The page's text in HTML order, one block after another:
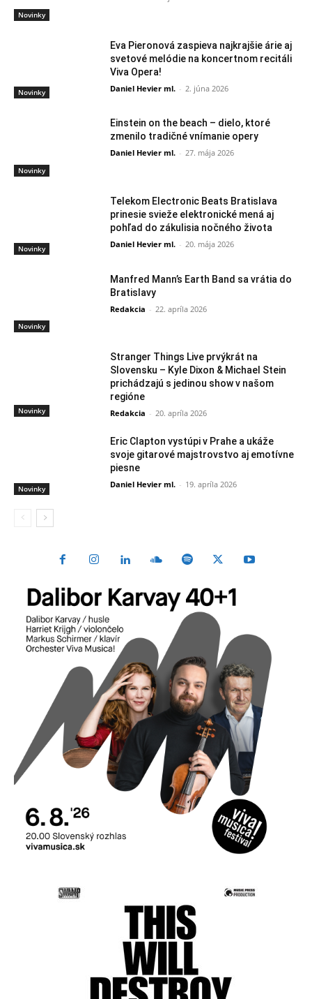
Novinky
Novinky
Eva Pieronová zaspieva najkrajšie árie aj
svetové melódie na koncertnom recitáli
Viva Opera!
Daniel Hevier ml. - 2. júna 2026
Novinky
Einstein on the beach – dielo, ktoré
zmenilo tradičné vnímanie opery
Daniel Hevier ml. - 27. mája 2026
Novinky
Telekom Electronic Beats Bratislava
prinesie svieže elektronické mená aj
pohľad do zákulisia nočného života
Daniel Hevier ml. - 20. mája 2026
Novinky
Manfred Mann’s Earth Band sa vrátia do
Bratislavy
Redakcia - 22. apríla 2026
Novinky
Stranger Things Live prvýkrát na
Slovensku – Kyle Dixon & Michael Stein
prichádzajú s jedinou show v našom
regióne
Redakcia - 20. apríla 2026
Novinky
Eric Clapton vystúpi v Prahe a ukáže
svoje gitarové majstrovstvo aj emotívne
piesne
Daniel Hevier ml. - 19. apríla 2026